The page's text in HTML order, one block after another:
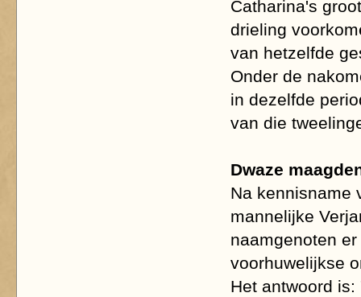
Catharina's
drieling
van hetzelfde
Onder de
in dezelfde
van die
Dwaze
Na kennisname
mannelijke
naamgenoten
voorhuwelijkse
Het antwoord is: